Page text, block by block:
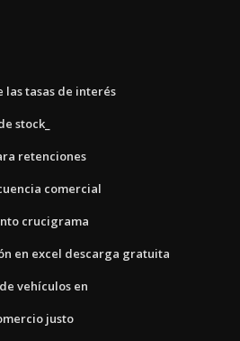
las tasas de interés
stock_
retenciones
comercial
crucigrama
en excel descarga gratuita
vehículos en
justo